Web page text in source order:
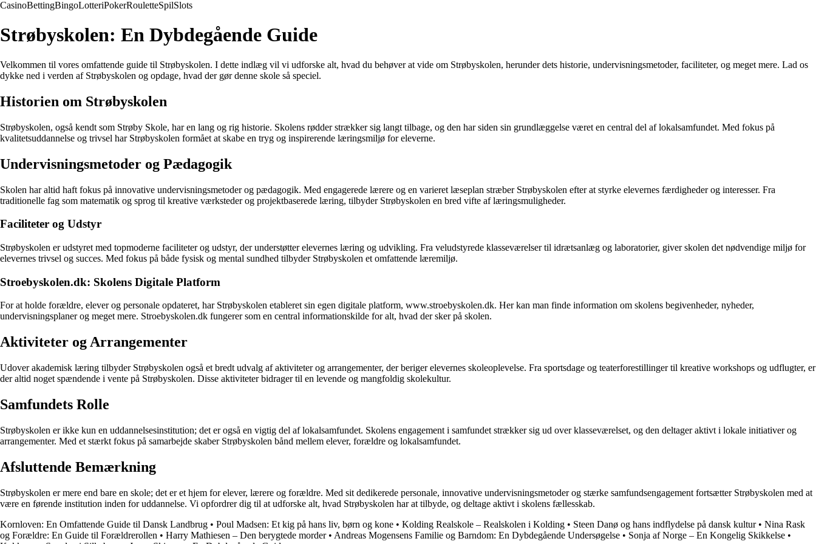
CasinoBettingBingoLotteriPokerRouletteSpilSlots
Strøbyskolen: En Dybdegående Guide
Velkommen til vores omfattende guide til Strøbyskolen. I dette indlæg vil vi udforske alt, hvad du behøver at vide om Strøbyskolen, herunder dets historie, undervisningsmetoder, faciliteter, og meget mere. Lad os
dykke ned i verden af Strøbyskolen og opdage, hvad der gør denne skole så speciel.
Historien om Strøbyskolen
Strøbyskolen, også kendt som Strøby Skole, har en lang og rig historie. Skolens rødder strækker sig langt tilbage, og den har siden sin grundlæggelse været en central del af lokalsamfundet. Med fokus på
kvalitetsuddannelse og trivsel har Strøbyskolen formået at skabe en tryg og inspirerende læringsmiljø for eleverne.
Undervisningsmetoder og Pædagogik
Skolen har altid haft fokus på innovative undervisningsmetoder og pædagogik. Med engagerede lærere og en varieret læseplan stræber Strøbyskolen efter at styrke elevernes færdigheder og interesser. Fra
traditionelle fag som matematik og sprog til kreative værksteder og projektbaserede læring, tilbyder Strøbyskolen en bred vifte af læringsmuligheder.
Faciliteter og Udstyr
Strøbyskolen er udstyret med topmoderne faciliteter og udstyr, der understøtter elevernes læring og udvikling. Fra veludstyrede klasseværelser til idrætsanlæg og laboratorier, giver skolen det nødvendige miljø for
elevernes trivsel og succes. Med fokus på både fysisk og mental sundhed tilbyder Strøbyskolen et omfattende læremiljø.
Stroebyskolen.dk: Skolens Digitale Platform
For at holde forældre, elever og personale opdateret, har Strøbyskolen etableret sin egen digitale platform, www.stroebyskolen.dk. Her kan man finde information om skolens begivenheder, nyheder,
undervisningsplaner og meget mere. Stroebyskolen.dk fungerer som en central informationskilde for alt, hvad der sker på skolen.
Aktiviteter og Arrangementer
Udover akademisk læring tilbyder Strøbyskolen også et bredt udvalg af aktiviteter og arrangementer, der beriger elevernes skoleoplevelse. Fra sportsdage og teaterforestillinger til kreative workshops og udflugter, er
der altid noget spændende i vente på Strøbyskolen. Disse aktiviteter bidrager til en levende og mangfoldig skolekultur.
Samfundets Rolle
Strøbyskolen er ikke kun en uddannelsesinstitution; det er også en vigtig del af lokalsamfundet. Skolens engagement i samfundet strækker sig ud over klasseværelset, og den deltager aktivt i lokale initiativer og
arrangementer. Med et stærkt fokus på samarbejde skaber Strøbyskolen bånd mellem elever, forældre og lokalsamfundet.
Afsluttende Bemærkning
Strøbyskolen er mere end bare en skole; det er et hjem for elever, lærere og forældre. Med sit dedikerede personale, innovative undervisningsmetoder og stærke samfundsengagement fortsætter Strøbyskolen med at
være en førende institution inden for uddannelse. Vi opfordrer dig til at udforske alt, hvad Strøbyskolen har at tilbyde, og deltage aktivt i skolens fællesskab.
Kornloven: En Omfattende Guide til Dansk Landbrug • Poul Madsen: Et kig på hans liv, børn og kone • Kolding Realskole – Realskolen i Kolding • Steen Danø og hans indflydelse på dansk kultur• Nina Rask
og Forældre: En Guide til Forældrerollen • Harry Mathiesen – Den berygtede morder• Andreas Mogensens Familie og Barndom: En Dybdegående Undersøgelse • Sonja af Norge – En Kongelig Skikkelse •